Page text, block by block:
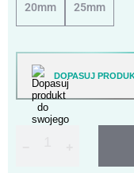
20mm 25mm
DOPASUJ